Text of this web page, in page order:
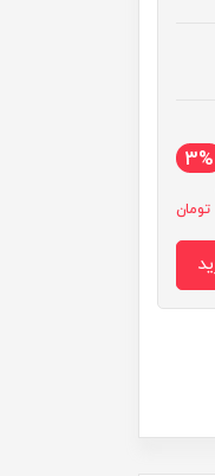
3%
تومان